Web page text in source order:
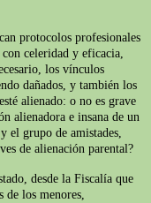
protocolos profesionales
celeridad y eficacia,
los vínculos
dañados, y también los
alienado: o no es grave
alienadora e insana de un
el grupo de amistades,
de alienación parental?
desde la Fiscalía que
de los menores,